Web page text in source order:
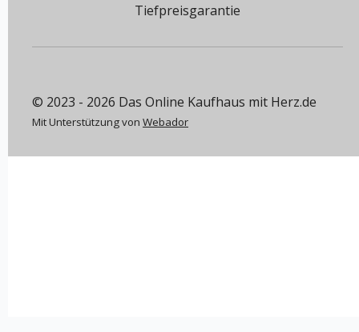
Tiefpreisgarantie
© 2023 - 2026 Das Online Kaufhaus mit Herz.de
Mit Unterstützung von Webador